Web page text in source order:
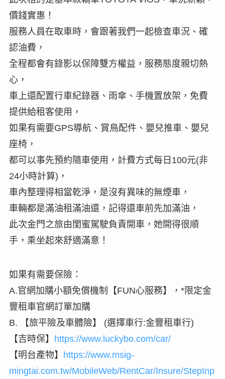
價錢實惠！
服務人員在取車時，會跟著我們一起檢查車況、確
認油費，
全程都會有錄影以保障雙方權益，服務態度親切熱
心，
車上還配置行車紀錄器、雨傘、手機置放架，免費
提供給租客使用，
如果有需要GPS導航、賞鳥配件、嬰兒推車、嬰兒
座椅，
都可以事先預約隨車使用，計費方式每日100元(非
24小時計算)，
車內整理得相當乾淨，是沒有異味的無煙車，
車輛都是滿油租滿油還，記得還車前先加滿油，
此次金門之旅由閨蜜駕駛負責開車，她開得很順
手，乘坐起來舒適滿意！
如果有需要保險：
A.官網加購小額免償機制【FUN心服務】，*限定金
豐租車官網訂單加購
B. 【旅平險及車體險】 (選擇車行:金豐租車行)
【吉時保】 https://www.luckybo.com/car/
【明台產物】 https://www.msig-
mingtai.com.tw/MobileWeb/RentCar/Insure/StepInp